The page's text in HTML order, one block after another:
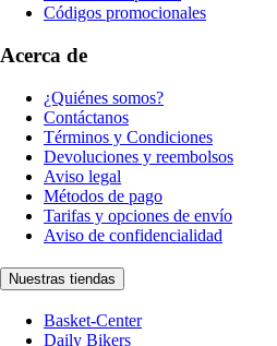
Códigos promocionales
Acerca de
¿Quiénes somos?
Contáctanos
Términos y Condiciones
Devoluciones y reembolsos
Aviso legal
Métodos de pago
Tarifas y opciones de envío
Aviso de confidencialidad
Nuestras tiendas
Basket-Center
Daily Bikers